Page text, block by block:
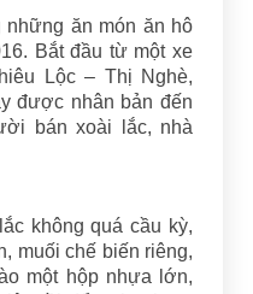
những ăn món ăn hô
Bắt đầu từ một xe
Lộc – Thị Nghè,
được nhân bản đến
bán xoài lắc, nhà
không quá cầu kỳ,
muối chế biến riêng,
một hộp nhựa lớn,